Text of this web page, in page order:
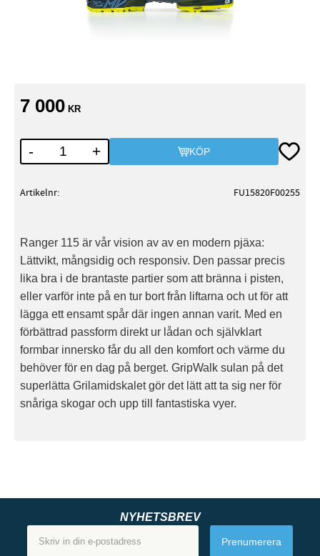
7 000 KR
+
- KÖP Lägg
Artikelnr FU15820F00255
Ranger 115 är vår vision av av en modern pjäxa:
Lättvikt, mångsidig och responsiv. Den passar precis
lika bra i de brantaste partier som att bränna i pisten,
eller varför inte på en tur bort från liftarna och ut för att
lägga ett ensamt spår där ingen annan varit. Med en
förbättrad passform direkt ur lådan och självklart
formbar innersko får du all den komfort och värme du
behöver för en dag på berget. GripWalk sulan på det
superlätta Grilamidskalet gör det lätt att ta sig ner för
snåriga skogar och upp till fantastiska vyer.
NYHETSBREV
Prenumerera